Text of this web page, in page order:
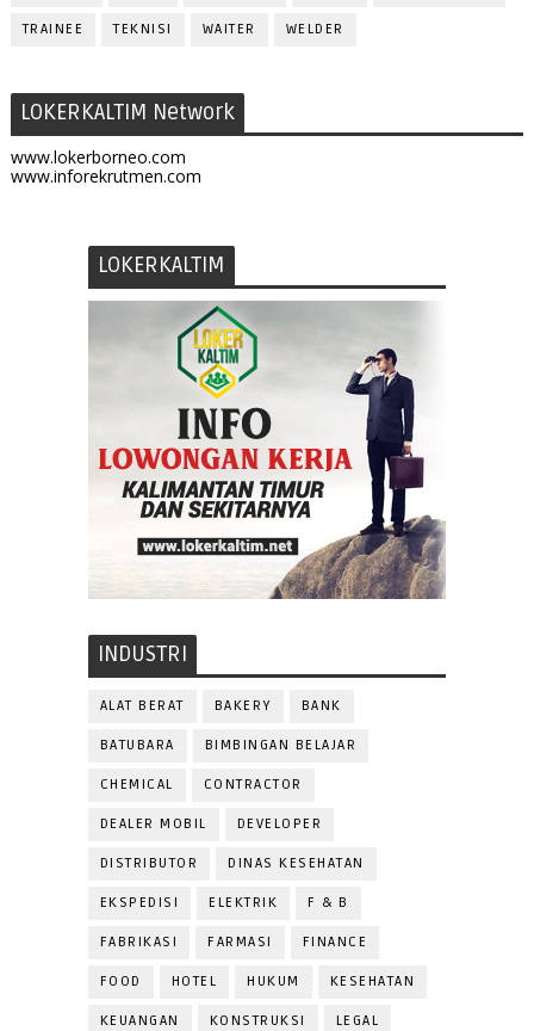
TRAINEE TEKNISI WAITER WELDER
LOKERKALTIM Network
www.lokerborneo.com
www.inforekrutmen.com
LOKERKALTIM
INDUSTRI
ALAT BERAT BAKERY BANK
BATUBARA BIMBINGAN BELAJAR
CHEMICAL CONTRACTOR
DEALER MOBIL DEVELOPER
DISTRIBUTOR DINAS KESEHATAN
EKSPEDISI ELEKTRIK F & B
FABRIKASI FARMASI FINANCE
FOOD HOTEL HUKUM KESEHATAN
KEUANGAN KONSTRUKSI LEGAL